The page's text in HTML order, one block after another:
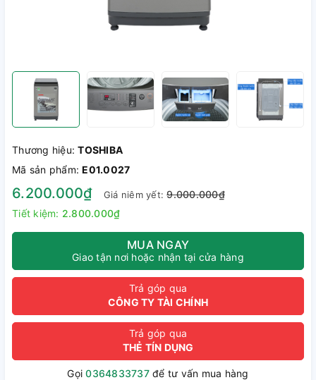
Thương hiệu:TOSHIBA
Mã sản phẩm:E01.0027
6.200.000₫ Giá niêm yết:9.000.000₫
Tiết kiệm: 2.800.000₫
MUA NGAY
Giao tận nơi hoặc nhận tại cửa hàng
Trả góp qua
CÔNG TY TÀI CHÍNH
Trả góp qua
THẺ TÍN DỤNG
Gọi0364833737để tư vấn mua hàng